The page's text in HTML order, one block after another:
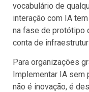
vocabulário de
interação com IA
na fase de protótipo
conta de
Para organizações
Implementar IA sem
não é inovação, é